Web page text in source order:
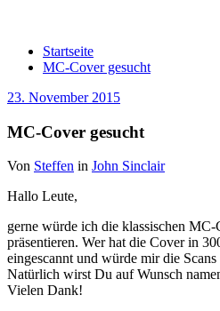
Startseite
MC-Cover gesucht
23. November 2015
MC-Cover gesucht
Von Steffen in John Sinclair
Hallo Leute,
gerne würde ich die klassischen
präsentieren. Wer hat die Cover in
eingescannt und würde mir die
Natürlich wirst Du auf Wunsch
Vielen Dank!